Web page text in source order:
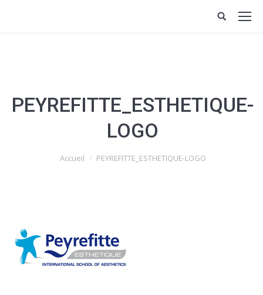
PEYREFITTE_ESTHETIQUE-
LOGO
Vous êtes ici :Accueil PEYREFITTE_ESTHETIQUE-LOGO